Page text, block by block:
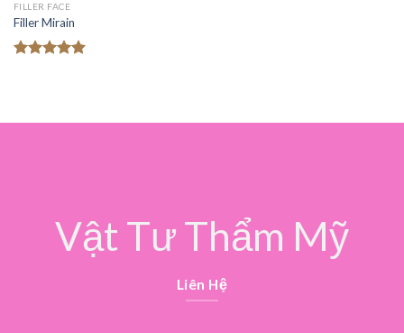
FILLER FACE
Filler Mirain
Vật Tư Thẩm Mỹ
Liên Hệ